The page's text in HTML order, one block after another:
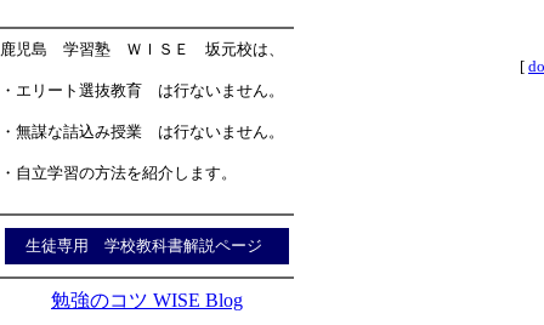
鹿児島 学習塾 ＷＩＳＥ 坂元校は、
・エリート選抜教育 は行ないません。
・無謀な詰込み授業 は行ないません。
・自立学習の方法を紹介します。
生徒専用 学校教科書解説ページ
勉強のコツ WISE Blog
[ do